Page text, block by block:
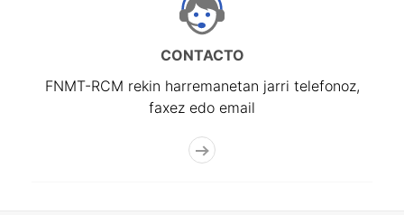
CONTACTO
FNMT-RCM rekin harremanetan jarri telefonoz,
faxez edo email